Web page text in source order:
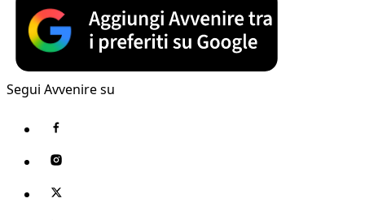
Segui Avvenire su